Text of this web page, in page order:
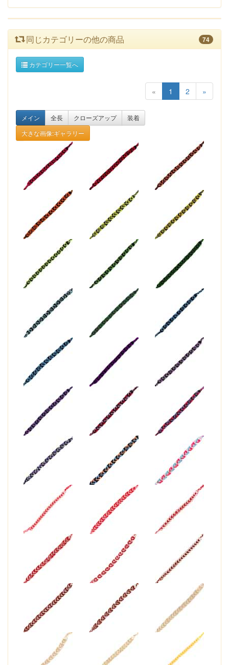
同じカテゴリーの他の商品 74
カテゴリー一覧へ
« 1 2 »
メイン 全長 クローズアップ
装着
大きな画像:ギャラリー